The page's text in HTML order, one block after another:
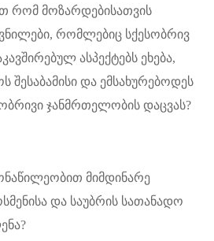
რომ მოზარდებისათვის
რომლებიც სქესობრივ
ასპექტებს ეხება,
შესაბამისი და ემსახურებოდეს
ჯანმრთელობის დაცვას?
მიმდინარე
და საუბრის სათანადო